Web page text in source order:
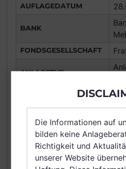
AUFLAGEDATUM
BANK
FONDSGESELLSCHAFT
ANLAGETYP
ERTRAGSTYP
WÄHRUNG
VERTRIEBSZULASSUNG
Die Informationen auf
bilden keine
Richtigkeit und
unserer Website